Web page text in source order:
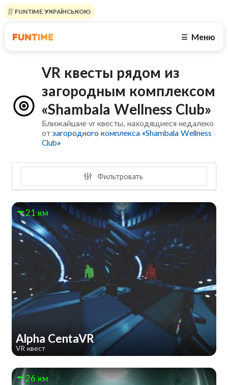
FUNTIME УКРАЇНСЬКОЮ
☰ Меню
VR квесты рядом из
загородным комплексом
«Shambala Wellness Club»
Ближайшие vr квесты, находящиеся недалеко
отзагородного комплекса «Shambala Wellness
Club»
Фильтровать
21 км
Alpha CentaVR
VR квест
26 км